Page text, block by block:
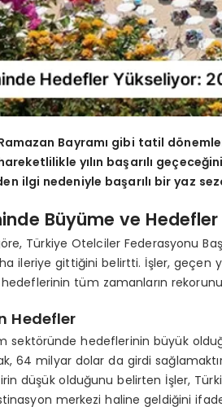
Bayramı gibi tatil
yılın başarılı
ilgi nedeniyle başarılı bir yaz
Büyüme ve Hedefler
Türkiye Otelciler Federasyonu
ileriye gittiğini belirtti. İşler, geçen
tüm zamanların
Hedefler
sektöründe hedeflerinin büyük
64 milyar dolar da girdi
düşük olduğunu belirten İşler,
merkezi haline geldiğini